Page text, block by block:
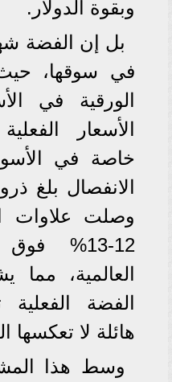
وبقوة الدولار.
بل إن الفضة
في سوقها،
الورقية في
الأسعار
خاصة في
الانفصال بلغ
وصلت علاوات
12-13%
العالمية،
الفضة
هائلة لا تعكسها
وسط هذا